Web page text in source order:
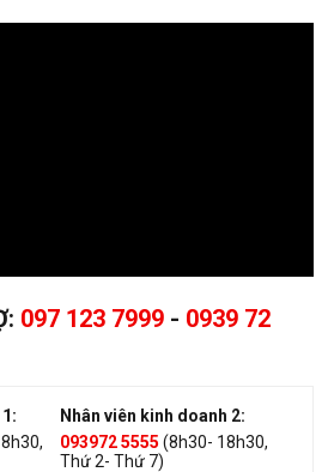
097 123 7999 - 0939 72
Nhân viên kinh doanh 2:
093972 5555 (8h30- 18h30,
Thứ 2- Thứ 7)